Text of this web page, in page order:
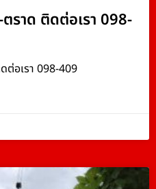
ราด ติดต่อเรา 098-
ต่อเรา 098-409